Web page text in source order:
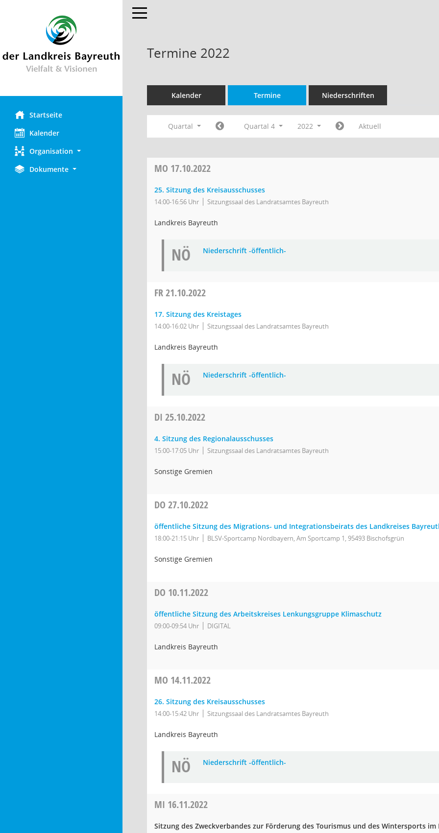
Startseite
Kalender
Organisation
Dokumente
Toggle navigation
Termine 2022
Kalender Termine Niederschriften
Quartal Quartal 4 2022 Aktuell
MO 17.10.2022
25. Sitzung des Kreisausschusses
14:00-16:56 Uhr Sitzungssaal des Landratsamtes Bayreuth
Landkreis Bayreuth
NÖ Niederschrift -öffentlich-
FR21.10.2022
17. Sitzung des Kreistages
14:00-16:02 Uhr Sitzungssaal des Landratsamtes Bayreuth
Landkreis Bayreuth
NÖ Niederschrift -öffentlich-
DI 25.10.2022
4. Sitzung des Regionalausschusses
15:00-17:05 Uhr Sitzungssaal des Landratsamtes Bayreuth
Sonstige Gremien
DO 27.10.2022
öffentliche Sitzung des Migrations- und Integrationsbeirats des Landkreises
18:00-21:15 Uhr BLSV-Sportcamp Nordbayern, Am Sportcamp 1, 95493 Bischofsgrün
Sonstige Gremien
DO 10.11.2022
öffentliche Sitzung des Arbeitskreises Lenkungsgruppe Klimaschutz
09:00-09:54 Uhr DIGITAL
Landkreis Bayreuth
MO 14.11.2022
26. Sitzung des Kreisausschusses
14:00-15:42 Uhr Sitzungssaal des Landratsamtes Bayreuth
Landkreis Bayreuth
NÖ Niederschrift -öffentlich-
MI 16.11.2022
Sitzung des Zweckverbandes zur Förderung des Tourismus und des Wintersports im